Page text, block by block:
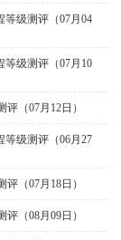
等级测评（07月04
等级测评（07月10
（07月12日）
等级测评（06月27
（07月18日）
（08月09日）